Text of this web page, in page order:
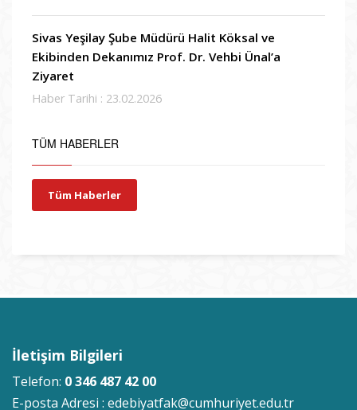
Sivas Yeşilay Şube Müdürü Halit Köksal ve
Ekibinden Dekanımız Prof. Dr. Vehbi Ünal’a
Ziyaret
Haber Tarihi : 23.02.2026
TÜM HABERLER
Tüm Haberler
İletişim Bilgileri
Telefon: 0 346 487 42 00
E-posta Adresi : edebiyatfak@cumhuriyet.edu.tr